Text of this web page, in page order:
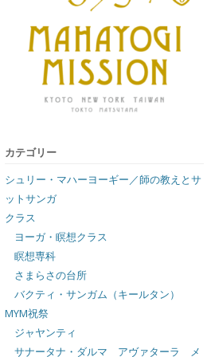
カテゴリー
シュリー・マハーヨーギー／師の教えとサ
ットサンガ
クラス
ヨーガ・瞑想クラス
瞑想専科
さまらさの台所
バクティ・サンガム（キールタン）
MYM祝祭
ジャヤンティ
サナータナ・ダルマ アヴァターラ メ